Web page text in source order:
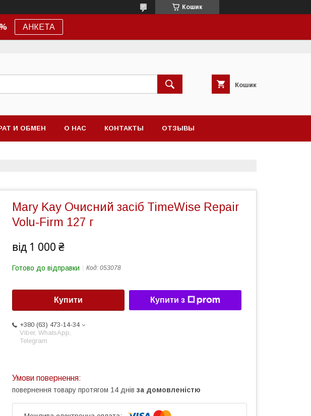
Кошик
АНКЕТА
Кошик
И ОБМЕН О НАС КОНТАКТЫ ОТЗЫВЫ
Mary Kay Очисний засіб TimeWise Repair
Volu-Firm 127 г
від 1 000 ₴
Готово до відправки Код: 053078
Купити Купити з
+380 (63) 473-14-34
Viber, WhatsApp,
Telegram
повернення товару протягом 14 днів за домовленістю